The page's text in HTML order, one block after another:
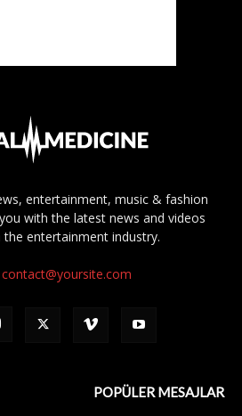
entertainment, music & fashion
with the latest news and videos
entertainment industry.
contact@yoursite.com
POPÜLER MESAJLAR